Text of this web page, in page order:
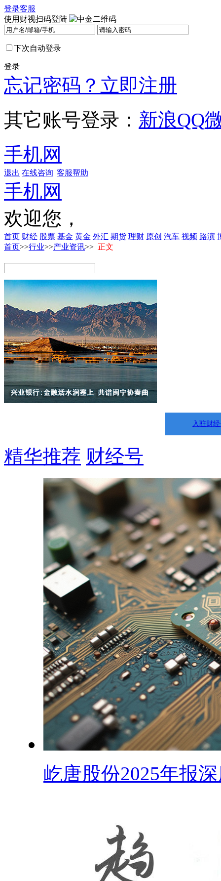
登录客服
使用财视扫码登陆
下次自动登录
登录
忘记密码？ 立即注册
其它账号登录： 新浪QQ
手机网
退出 在线咨询 |客服帮助
手机网
欢迎您，
首页 财经 股票 基金 黄金 外汇 期货 理财 原创 汽车 视频 路演
首页>>行业>>产业资讯>> 正文
入驻财
精华推荐 财经号
屹唐股份2025年报